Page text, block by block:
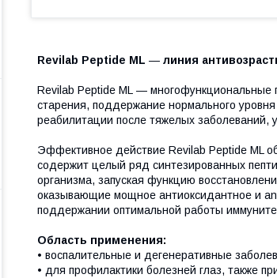
Revilab Peptide МL — линия
Revilab Peptide МL — многофункциональные
старения, поддержание нормального
реабилитации после тяжелых заболеваний,
Эффективное действие Revilab Peptide МL
содержит целый ряд синтезированных
организма, запуская функцию
оказывающие мощное антиоксидантное и
поддержании оптимальной работы
Область применения:
• воспалительные и дегенеративные
• для профилактики болезней глаз, также